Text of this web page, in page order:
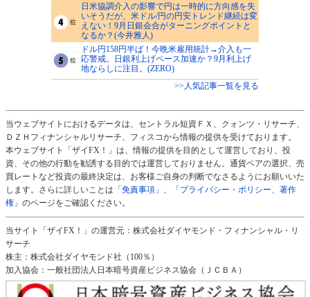
日米協調介入の影響で円は一時的に方向感を失
いそうだが、米ドル/円の円安トレンド継続は変
えない！9月日銀会合がターニングポイントと
なるか？(今井雅人)
ドル円158円半ば！今晩米雇用統計→介入も一
応警戒。日銀利上げペース加速か？9月利上げ
地ならしに注目。(ZERO)
>>人気記事一覧を見る
当ウェブサイトにおけるデータは、セントラル短資ＦＸ、クォンツ・リサーチ、
ＤＺＨフィナンシャルリサーチ、フィスコから情報の提供を受けております。
本ウェブサイト「ザイFX！」は、情報の提供を目的として運営しており、投
資、その他の行動を勧誘する目的では運営しておりません。通貨ペアの選択、売
買レートなど投資の最終決定は、お客様ご自身の判断でなさるようにお願いいた
します。さらに詳しいことは 「免責事項」
「プライバシー・ポリシー、著作
権」 のページをご確認ください。
当サイト「ザイFX！」の運営元：株式会社ダイヤモンド・フィナンシャル・リ
サーチ
株主：株式会社ダイヤモンド社（100％）
加入協会：一般社団法人日本暗号資産ビジネス協会（ＪＣＢＡ）